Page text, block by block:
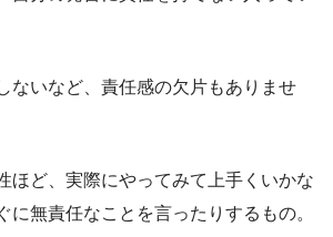
ないなど、責任感の欠片もありませ
ほど、実際にやってみて上手くいかな
に無責任なことを言ったりするもの。